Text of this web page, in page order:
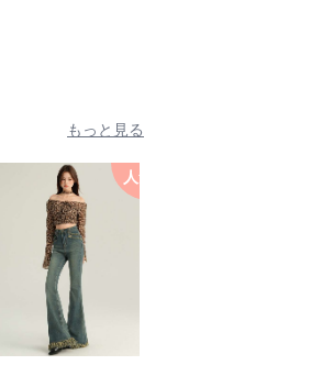
もっと見る
人気